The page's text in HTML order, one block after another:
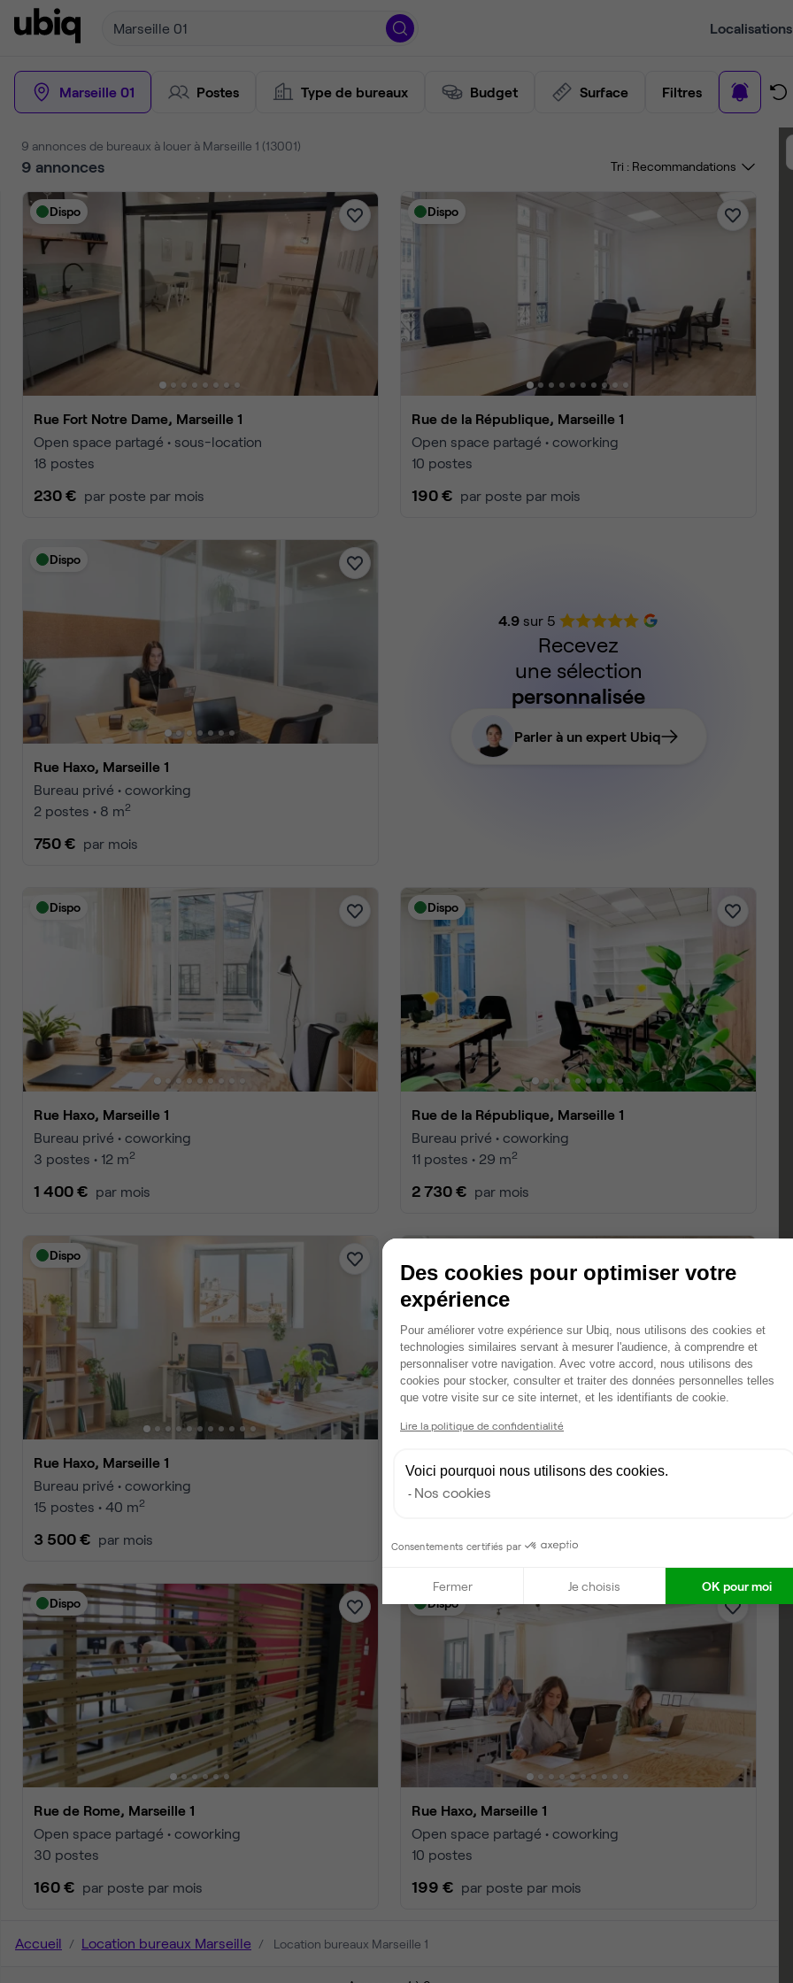
Marseille 01 Localisations
Marseille 01 Postes Type de bureaux Budget Surface Filtres
9 annonces de bureaux à louer à Marseille 1 (13001)
9 annonces Tri :
Dispo
Rue Fort Notre Dame, Marseille 1
Open space partagé • sous-location
18 postes
230 € par poste par mois
Dispo
Rue de la République, Marseille 1
Open space partagé • coworking
10 postes
190 € par poste par mois
Dispo
Rue Haxo, Marseille 1
Bureau privé • coworking
2 postes • 8 m2
750 € par mois
4.9 sur 5
Recevez
une sélection
personnalisée
Parler à un expert Ubiq
Dispo
Rue Haxo, Marseille 1
Bureau privé • coworking
3 postes • 12 m2
1 400 € par mois
Dispo
Rue de la République, Marseille 1
Bureau privé • coworking
11 postes • 29 m2
2 730 € par mois
Dispo
Rue Haxo, Marseille 1
Bureau privé • coworking
15 postes • 40 m2
3 500 € par mois
Rue Haxo, Marseille 1
Bureau privé • coworking
5 000 € par mois
Dispo
Rue de Rome, Marseille 1
Open space partagé • coworking
30 postes
160 € par poste par mois
Dispo
Rue Haxo, Marseille 1
Open space partagé • coworking
10 postes
199 € par poste par mois
Accueil Location bureaux Marseille Location bureaux Marseille 1
Des cookies pour optimiser votre
expérience
Plateforme de Gestion du
Pour améliorer votre expérience sur Ubiq, nous utilisons des cookies et
technologies similaires servant à mesurer l'audience, à comprendre et
personnaliser votre navigation. Avec votre accord, nous utilisons des
cookies pour stocker, consulter et traiter des données personnelles telles
que votre visite sur ce site internet, et les identifiants de cookie.
Lire la politique de confidentialité
Voici pourquoi nous utilisons des cookies.
Nos cookies
Consentements certifiés par
Fermer Je choisis OK pour moi
Axeptio consent